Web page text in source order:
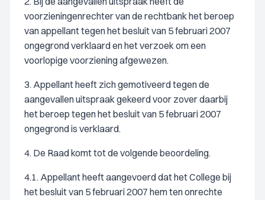
voorzieningenrechter van de rechtbank het beroep
van appellant tegen het besluit van 5 februari 2007
ongegrond verklaard en het verzoek om een
voorlopige voorziening afgewezen.
3. Appellant heeft zich gemotiveerd tegen de
aangevallen uitspraak gekeerd voor zover daarbij
het beroep tegen het besluit van 5 februari 2007
ongegrond is verklaard.
4. De Raad komt tot de volgende beoordeling.
4.1. Appellant heeft aangevoerd dat het College bij
het besluit van 5 februari 2007 hem ten onrechte